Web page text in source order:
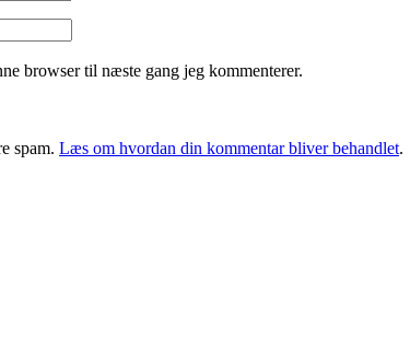
browser til næste gang jeg kommenterer.
spam. Læs om hvordan din kommentar bliver behandlet.